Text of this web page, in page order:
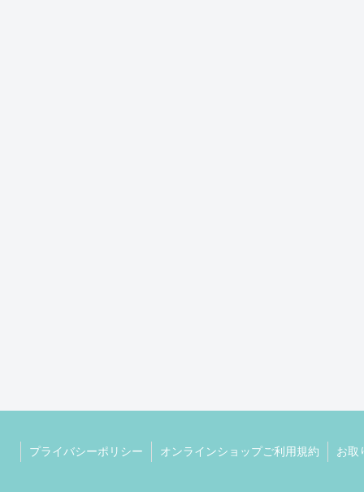
プライバシーポリシー オンラインショップご利用規約 お取